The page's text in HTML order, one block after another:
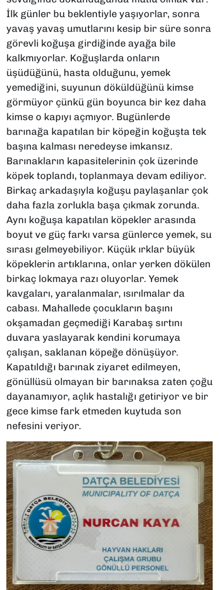
İlk günler bu beklentiyle yaşıyorlar, sonra
yavaş yavaş umutlarını kesip bir süre sonra
görevli koğuşa girdiğinde ayağa bile
kalkmıyorlar. Koğuşlarda onların
üşüdüğünü, hasta olduğunu, yemek
yemediğini, suyunun döküldüğünü kimse
görmüyor çünkü gün boyunca bir kez daha
kimse o kapıyı açmıyor. Bugünlerde
barınağa kapatılan bir köpeğin koğuşta tek
başına kalması neredeyse imkansız.
Barınakların kapasitelerinin çok üzerinde
köpek toplandı, toplanmaya devam ediliyor.
Birkaç arkadaşıyla koğuşu paylaşanlar çok
daha fazla zorlukla başa çıkmak zorunda.
Aynı koğuşa kapatılan köpekler arasında
boyut ve güç farkı varsa günlerce yemek, su
sırası gelmeyebiliyor. Küçük ırklar büyük
köpeklerin artıklarına, onlar yerken dökülen
birkaç lokmaya razı oluyorlar. Yemek
kavgaları, yaralanmalar, ısırılmalar da
cabası. Mahallede çocukların başını
okşamadan geçmediği Karabaş sırtını
duvara yaslayarak kendini korumaya
çalışan, saklanan köpeğe dönüşüyor.
Kapatıldığı barınak ziyaret edilmeyen,
gönüllüsü olmayan bir barınaksa zaten çoğu
dayanamıyor, açlık hastalığı getiriyor ve bir
gece kimse fark etmeden kuytuda son
nefesini veriyor.